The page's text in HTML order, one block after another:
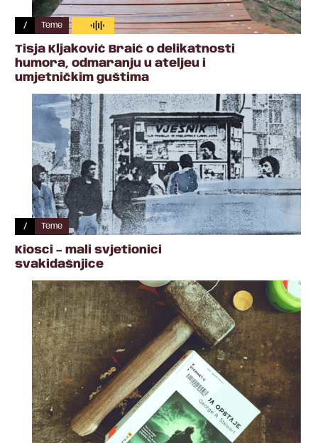
/ Teme
Tisja Kljaković Braić o delikatnosti
humora, odmaranju u ateljeu i
umjetničkim guštima
/ Teme
Kiosci – mali svjetionici
svakidašnjice